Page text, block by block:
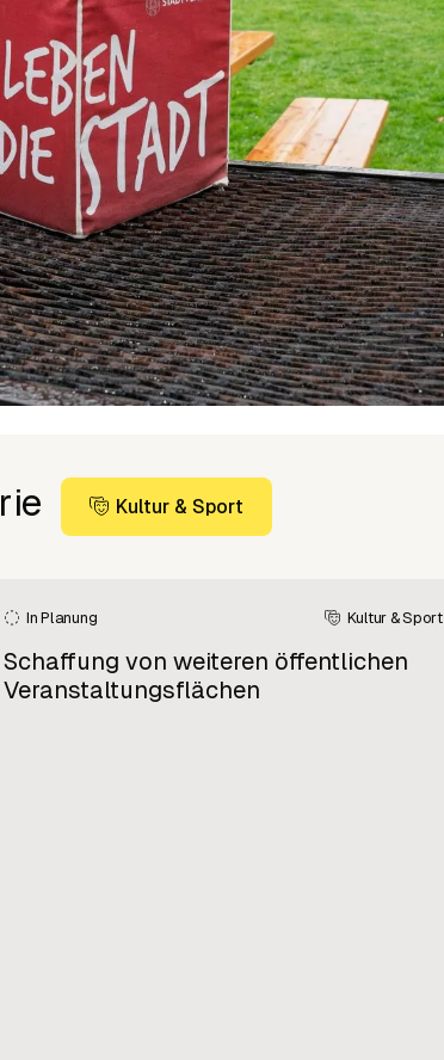
Kultur & Sport
In Planung Kultur & Sport
Schaffung von weiteren öffentlichen
Veranstaltungsflächen